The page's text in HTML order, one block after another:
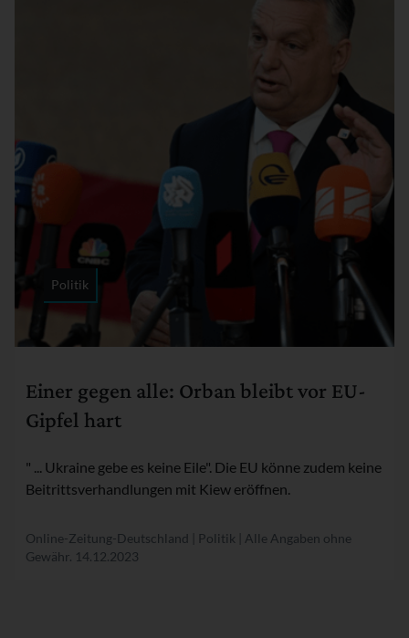
Einer gegen alle: Orban bleibt vor EU-
Gipfel hart
" ... Ukraine gebe es keine Eile". Die EU könne zudem keine
Beitrittsverhandlungen mit Kiew eröffnen.
Politik
Online-Zeitung-Deutschland | Politik | Alle Angaben ohne
Gewähr. 14.12.2023